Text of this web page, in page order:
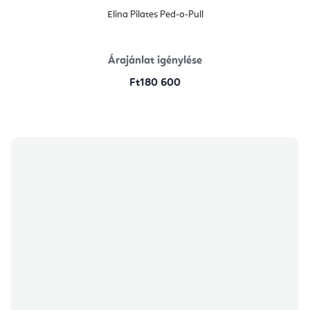
Elina Pilates Ped-o-Pull
Árajánlat igénylése
Ft180 600